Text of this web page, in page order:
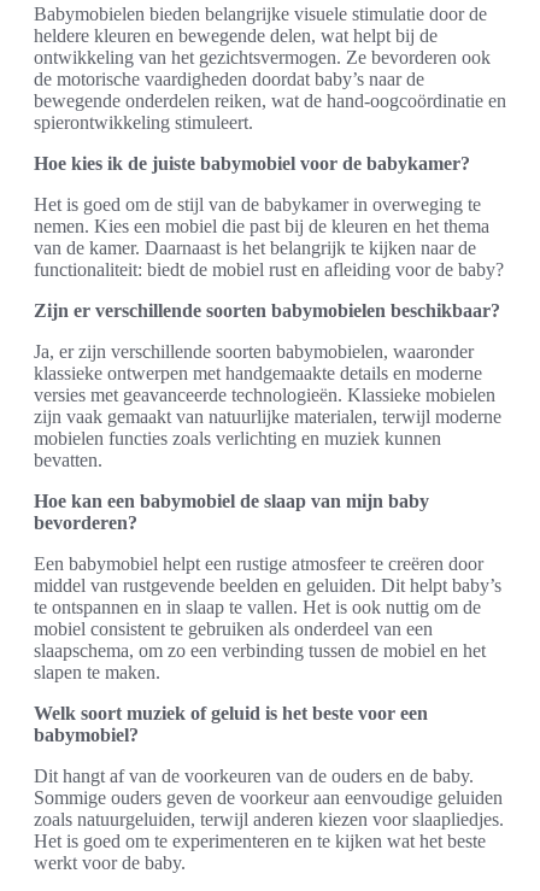
Babymobielen bieden belangrijke visuele stimulatie door de
heldere kleuren en bewegende delen, wat helpt bij de
ontwikkeling van het gezichtsvermogen. Ze bevorderen ook
de motorische vaardigheden doordat baby’s naar de
bewegende onderdelen reiken, wat de hand-oogcoördinatie en
spierontwikkeling stimuleert.
Hoe kies ik de juiste babymobiel voor de babykamer?
Het is goed om de stijl van de babykamer in overweging te
nemen. Kies een mobiel die past bij de kleuren en het thema
van de kamer. Daarnaast is het belangrijk te kijken naar de
functionaliteit: biedt de mobiel rust en afleiding voor de baby?
Zijn er verschillende soorten babymobielen beschikbaar?
Ja, er zijn verschillende soorten babymobielen, waaronder
klassieke ontwerpen met handgemaakte details en moderne
versies met geavanceerde technologieën. Klassieke mobielen
zijn vaak gemaakt van natuurlijke materialen, terwijl moderne
mobielen functies zoals verlichting en muziek kunnen
bevatten.
Hoe kan een babymobiel de slaap van mijn baby
bevorderen?
Een babymobiel helpt een rustige atmosfeer te creëren door
middel van rustgevende beelden en geluiden. Dit helpt baby’s
te ontspannen en in slaap te vallen. Het is ook nuttig om de
mobiel consistent te gebruiken als onderdeel van een
slaapschema, om zo een verbinding tussen de mobiel en het
slapen te maken.
Welk soort muziek of geluid is het beste voor een
babymobiel?
Dit hangt af van de voorkeuren van de ouders en de baby.
Sommige ouders geven de voorkeur aan eenvoudige geluiden
zoals natuurgeluiden, terwijl anderen kiezen voor slaapliedjes.
Het is goed om te experimenteren en te kijken wat het beste
werkt voor de baby.